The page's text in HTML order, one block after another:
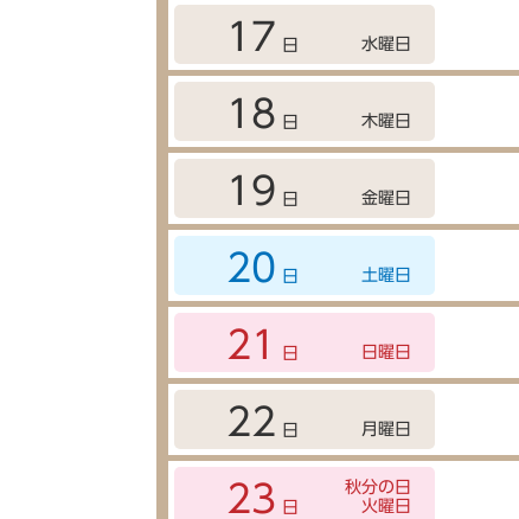
17 日 水曜日
18 日 木曜日
19 日 金曜日
20 日 土曜日
21 日 日曜日
22 日 月曜日
23 日
秋分の日
火曜日